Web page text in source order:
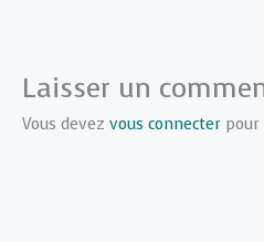
Laisser un
Vous devez vous connecter pour